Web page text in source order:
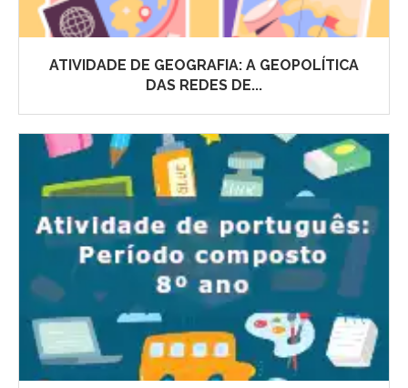
ATIVIDADE DE GEOGRAFIA: A GEOPOLÍTICA
DAS REDES DE...